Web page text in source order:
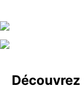
Découvrez